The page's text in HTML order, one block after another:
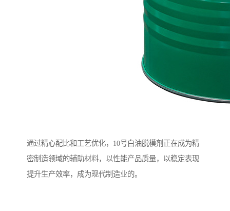
通过精心配比和工艺优化，10号白油脱模剂正在成为精
密制造领域的辅助材料，以性能产品质量，以稳定表现
提升生产效率，成为现代制造业的。